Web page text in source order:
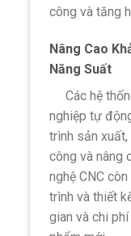
công và tăng
Nâng Cao
Năng Suất
Các hệ
nghiệp tự
trình sản
công và nâng
nghệ CNC
trình và thiết
gian và chi